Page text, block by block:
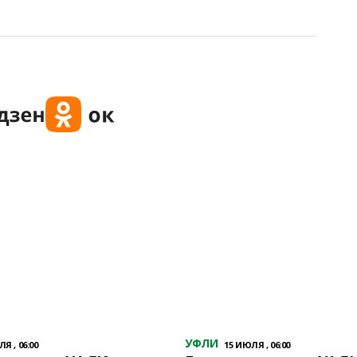
, 06:00 УФЛИ 15 ИЮЛЯ , 06:00